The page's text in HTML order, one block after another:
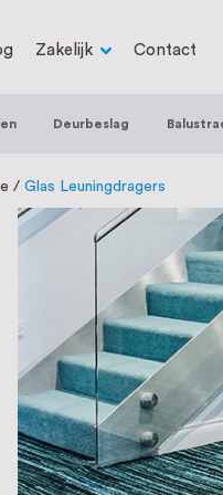
met
we RVS op
bij ons
Zakelijk Contact
Deurbeslag
Glas Leuningdragers